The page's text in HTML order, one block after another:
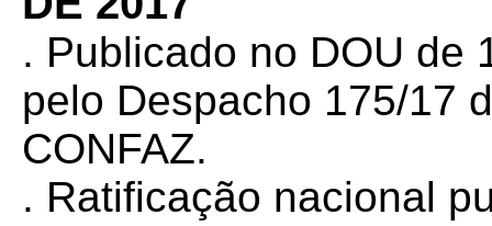
. Publicado no DOU de
pelo Despacho 175/17
CONFAZ.
. Ratificação nacional